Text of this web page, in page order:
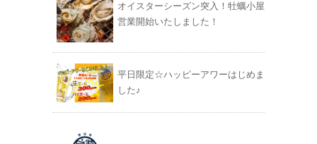
オイスターシーズン突入！牡蠣小屋
営業開始いたしました！
平日限定☆ハッピーアワーはじめま
した♪